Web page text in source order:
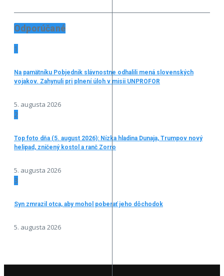
Odporúčané
1
Na pamätníku Pobjednik slávnostne odhalili mená slovenských
vojakov. Zahynuli pri plnení úloh v misii UNPROFOR
5. augusta 2026
2
Top foto dňa (5. august 2026): Nízka hladina Dunaja, Trumpov nový
helipad, zničený kostol a ranč Zorro
5. augusta 2026
3
Syn zmrazil otca, aby mohol poberať jeho dôchodok
5. augusta 2026